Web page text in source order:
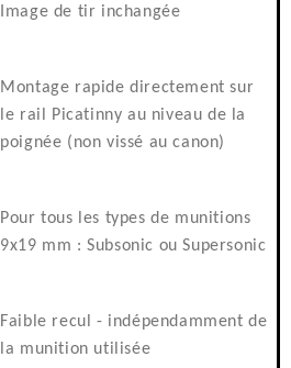
Image de tir inchangée
Montage rapide directement sur
le rail Picatinny au niveau de la
poignée (non vissé au canon)
Pour tous les types de munitions
9x19 mm : Subsonic ou Supersonic
Faible recul - indépendamment de
la munition utilisée